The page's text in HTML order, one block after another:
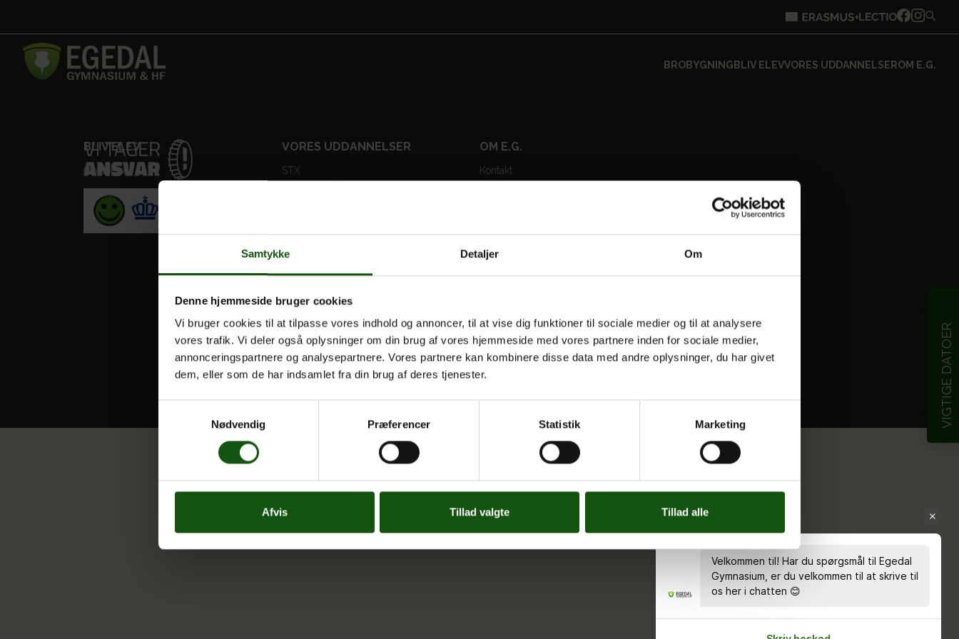
Samtykke Detaljer Om
Denne hjemmeside bruger cookies
Vi bruger cookies til at tilpasse vores indhold og annoncer, til at vise dig funktioner til sociale medier og til at analysere
vores trafik. Vi deler også oplysninger om din brug af vores hjemmeside med vores partnere inden for sociale medier,
annonceringspartnere og analysepartnere. Vores partnere kan kombinere disse data med andre oplysninger, du har givet
dem, eller som de har indsamlet fra din brug af deres tjenester.
Nødvendig
Præferencer Statistik Marketing
Afvis Tillad valgte Tillad alle
BROBYGNING BLIV ELEVVORES UDDANNELSEROM E.G.
VIGTIGE DATOER
BLIV ELEV
Optagelse
Til forældre
VORES UDDANNELSER
STX
OM E.G.
Kontakt
Tal og Oplysninger
Whistleblowerservice
Velkommen til! Har du spørgsmål til Egedal
Gymnasium, er du velkommen til at skrive til
os her i chatten 😊